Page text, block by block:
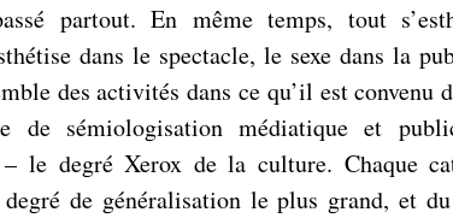
partout. En même temps, tout
dans le spectacle, le sexe dans la
des activités dans ce qu’il est convenu
de sémiologisation médiatique et
le degré Xerox de la culture. Chaque
de généralisation le plus grand, et